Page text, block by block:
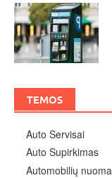
TEMOS
Auto Servisai
Auto Supirkimas
Automobilių nuoma